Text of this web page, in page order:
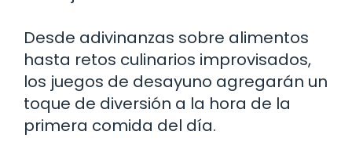
Desde adivinanzas sobre alimentos
hasta retos culinarios improvisados,
los juegos de desayuno agregarán un
toque de diversión a la hora de la
primera comida del día.